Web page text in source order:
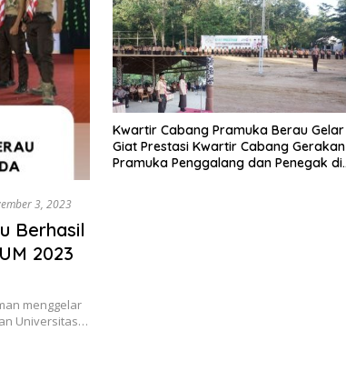
3, 2023
Berhasil
2023
menggelar
Universitas…
Kwartir Cabang Pramuka Berau Gelar
Giat Prestasi Kwartir Cabang Gerakan
Pramuka Penggalang dan Penegak di